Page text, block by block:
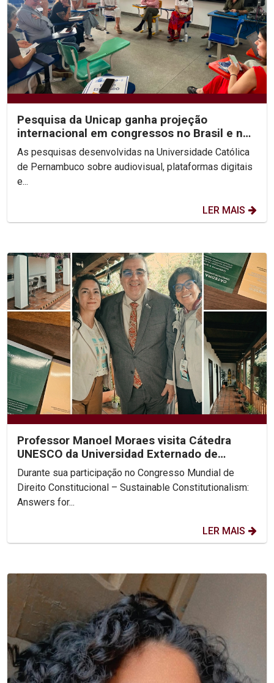
Pesquisa da Unicap ganha projeção
internacional em congressos no Brasil e no
México
As pesquisas desenvolvidas na Universidade Católica
de Pernambuco sobre audiovisual, plataformas digitais
e...
LER MAIS
Professor Manoel Moraes visita Cátedra
UNESCO da Universidad Externado de
Colombia
Durante sua participação no Congresso Mundial de
Direito Constitucional – Sustainable Constitutionalism:
Answers for...
LER MAIS